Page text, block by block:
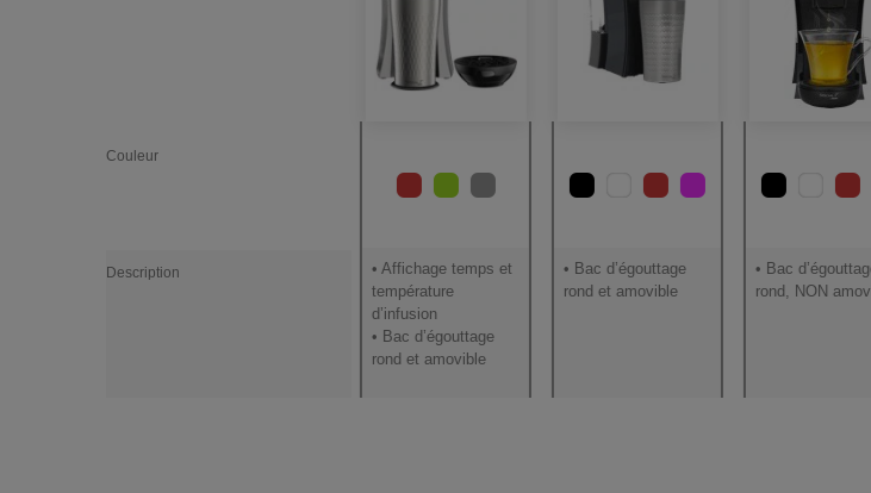
Couleur
Description
• Affichage temps et
température
d’infusion
• Bac d’égouttage
rond et amovible
• Bac d’égouttage
rond et amovible
• Bac
rond, NON